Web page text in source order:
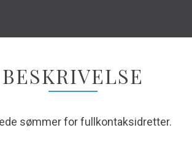
BESKRIVELSE
sømmer for fullkontaksidretter.